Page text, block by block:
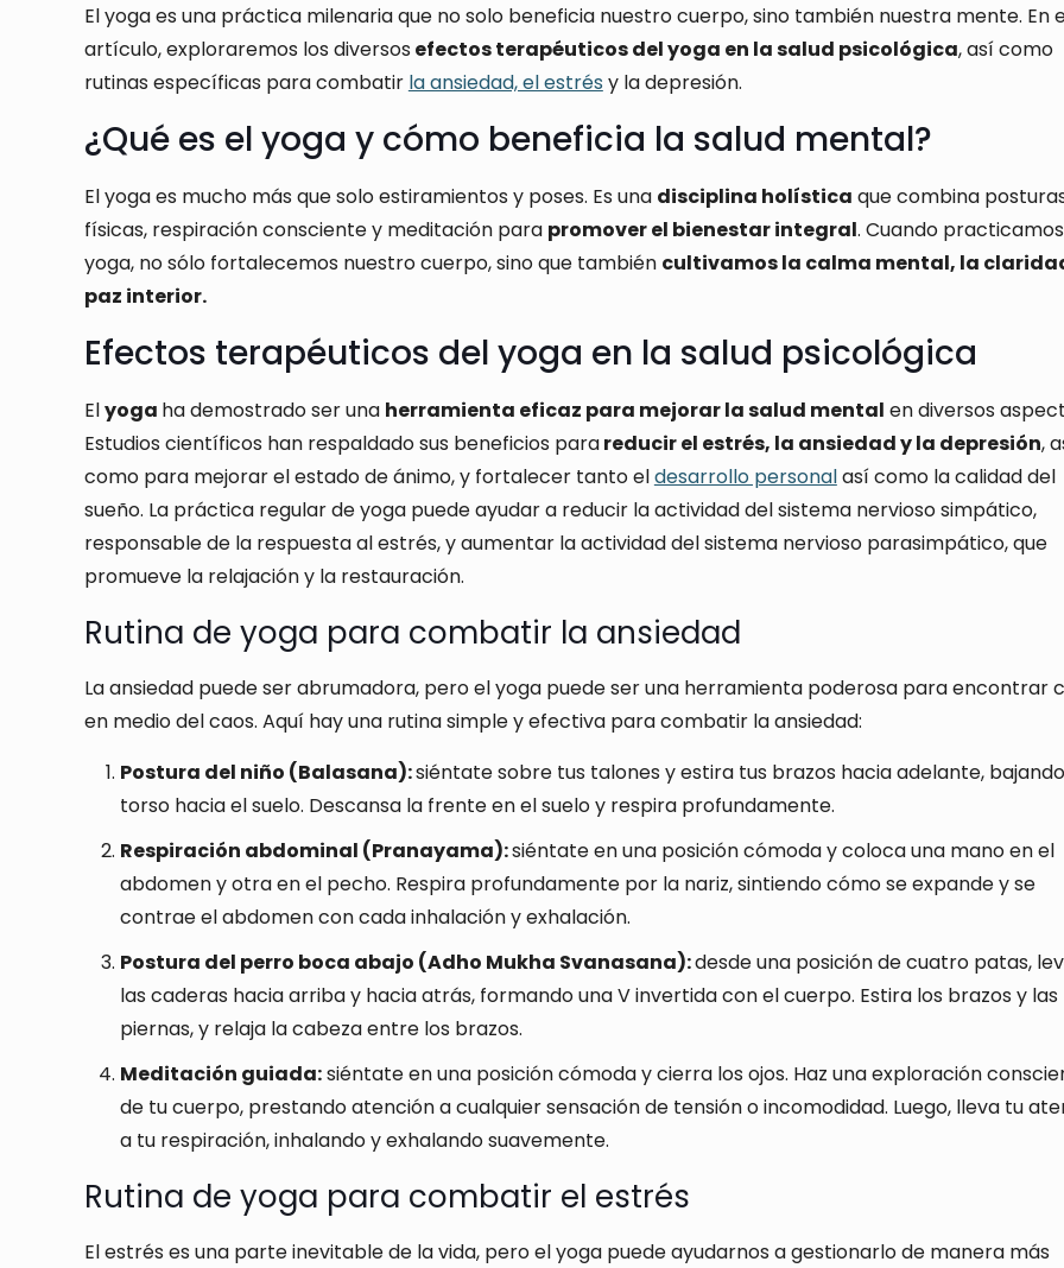
El yoga es una práctica milenaria que no solo beneficia nuestro cuerpo, sino también nuestra mente. En
artículo, exploraremos los diversos efectos terapéuticos del yoga en la salud psicológica, así como
rutinas específicas para combatir la ansiedad, el estrés y la depresión.
¿Qué es el yoga y cómo beneficia la salud mental?
El yoga es mucho más que solo estiramientos y poses. Es una disciplina holística que combina
físicas, respiración consciente y meditación para promover el bienestar integral. Cuando practicamos
yoga, no sólo fortalecemos nuestro cuerpo, sino que también cultivamos la calma mental, la
paz interior.
Efectos terapéuticos del yoga en la salud psicológica
Elyoga ha demostrado ser una herramienta eficaz para mejorar la salud mental en diversos
Estudios científicos han respaldado sus beneficios parareducir el estrés, la ansiedad y la depresión,
como para mejorar el estado de ánimo, y fortalecer tanto eldesarrollo personalasí como la calidad del
sueño. La práctica regular de yoga puede ayudar a reducir la actividad del sistema nervioso simpático,
responsable de la respuesta al estrés, y aumentar la actividad del sistema nervioso parasimpático, que
promueve la relajación y la restauración.
Rutina de yoga para combatir la ansiedad
La ansiedad puede ser abrumadora, pero el yoga puede ser una herramienta poderosa para encontrar
en medio del caos. Aquí hay una rutina simple y efectiva para combatir la ansiedad:
Postura del niño (Balasana):siéntate sobre tus talones y estira tus brazos hacia adelante,
torso hacia el suelo. Descansa la frente en el suelo y respira profundamente.
Respiración abdominal (Pranayama):siéntate en una posición cómoda y coloca una mano en el
abdomen y otra en el pecho. Respira profundamente por la nariz, sintiendo cómo se expande y se
contrae el abdomen con cada inhalación y exhalación.
Postura del perro boca abajo (Adho Mukha Svanasana):desde una posición de cuatro patas,
las caderas hacia arriba y hacia atrás, formando una V invertida con el cuerpo. Estira los brazos y las
piernas, y relaja la cabeza entre los brazos.
Meditación guiada:siéntate en una posición cómoda y cierra los ojos. Haz una exploración
de tu cuerpo, prestando atención a cualquier sensación de tensión o incomodidad. Luego, lleva tu
a tu respiración, inhalando y exhalando suavemente.
Rutina de yoga para combatir el estrés
El estrés es una parte inevitable de la vida, pero el yoga puede ayudarnos a gestionarlo de manera más